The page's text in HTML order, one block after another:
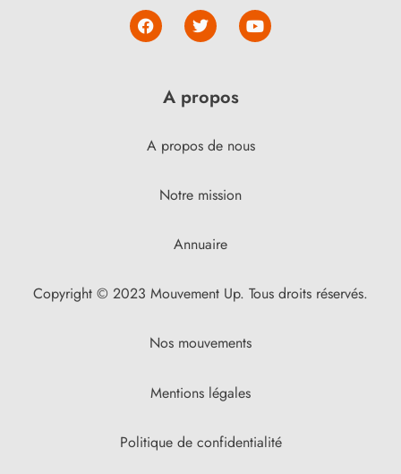
A propos
A propos de nous
Notre mission
Annuaire
Copyright © 2023 Mouvement Up. Tous droits réservés.
Nos mouvements
Mentions légales
Politique de confidentialité